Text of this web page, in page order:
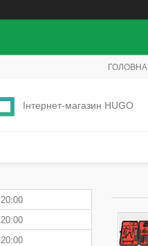
ГОЛОВНА
Інтернет-магазин HUGO
20:00
20:00
20:00